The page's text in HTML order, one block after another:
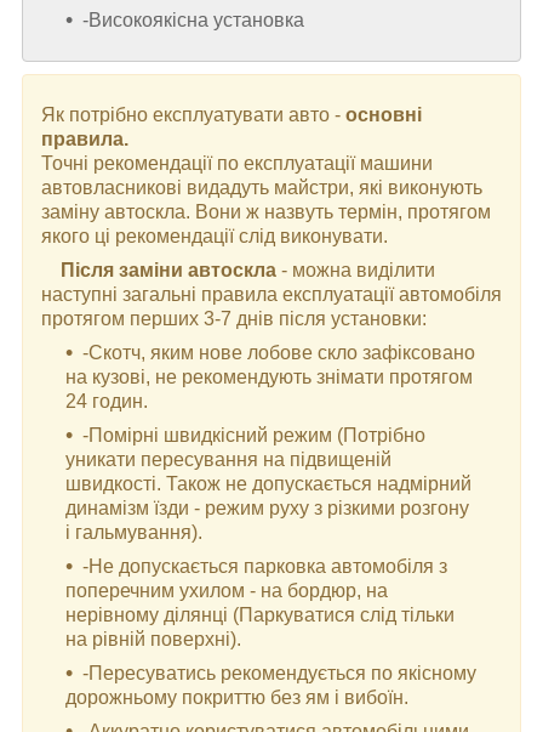
-Високоякісна установка
Як потрібно експлуатувати авто - основні
правила.
Точні рекомендації по експлуатації машини
автовласникові видадуть майстри, які виконують
заміну автоскла. Вони ж назвуть термін, протягом
якого ці рекомендації слід виконувати.
Після заміни автоскла - можна виділити
наступні загальні правила експлуатації автомобіля
протягом перших 3-7 днів після установки:
-Скотч, яким нове лобове скло зафіксовано
на кузові, не рекомендують знімати протягом
24 годин.
-Помірні швидкісний режим (Потрібно
уникати пересування на підвищеній
швидкості. Також не допускається надмірний
динамізм їзди - режим руху з різкими розгону
і гальмування).
-Не допускається парковка автомобіля з
поперечним ухилом - на бордюр, на
нерівному ділянці (Паркуватися слід тільки
на рівній поверхні).
-Пересуватись рекомендується по якісному
дорожньому покриттю без ям і вибоїн.